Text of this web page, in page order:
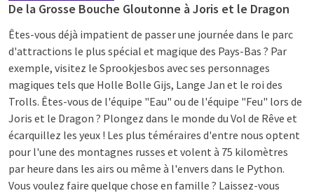
De la Grosse Bouche Gloutonne à Joris et le Dragon
Êtes-vous déjà impatient de passer une journée dans le parc
d'attractions le plus spécial et magique des Pays-Bas ? Par
exemple, visitez le Sprookjesbos avec ses personnages
magiques tels que Holle Bolle Gijs, Lange Jan et le roi des
Trolls. Êtes-vous de l'équipe "Eau" ou de l'équipe "Feu" lors de
Joris et le Dragon ? Plongez dans le monde du Vol de Rêve et
écarquillez les yeux ! Les plus téméraires d'entre nous optent
pour l'une des montagnes russes et volent à 75 kilomètres
par heure dans les airs ou même à l'envers dans le Python.
Vous voulez faire quelque chose en famille ? Laissez-vous